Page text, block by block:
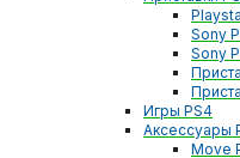
Sony
Sony
Игры PS4
Аксессуары
Move